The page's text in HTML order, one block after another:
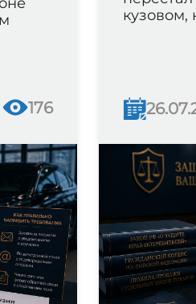
176
кузовом,